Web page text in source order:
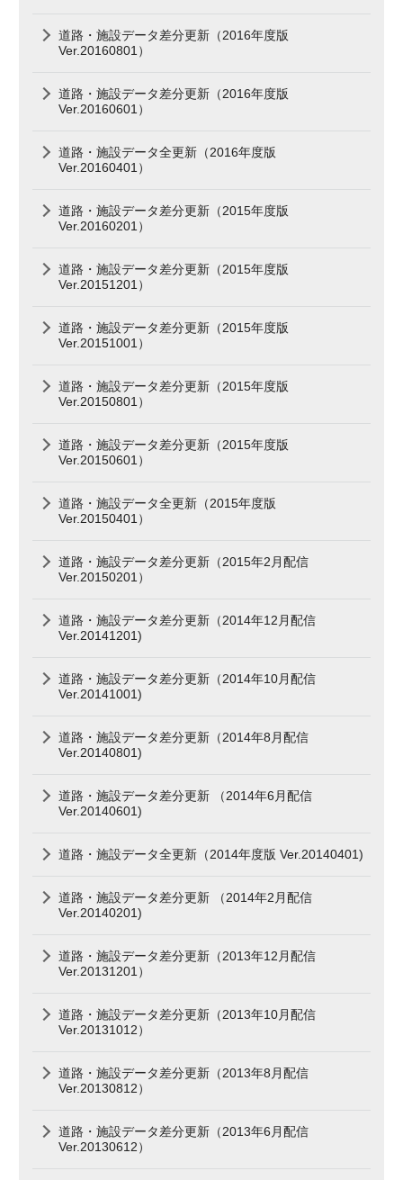
道路・施設データ差分更新（2016年度版
Ver.20160801）
道路・施設データ差分更新（2016年度版
Ver.20160601）
道路・施設データ全更新（2016年度版
Ver.20160401）
道路・施設データ差分更新（2015年度版
Ver.20160201）
道路・施設データ差分更新（2015年度版
Ver.20151201）
道路・施設データ差分更新（2015年度版
Ver.20151001）
道路・施設データ差分更新（2015年度版
Ver.20150801）
道路・施設データ差分更新（2015年度版
Ver.20150601）
道路・施設データ全更新（2015年度版
Ver.20150401）
道路・施設データ差分更新（2015年2月配信
Ver.20150201）
道路・施設データ差分更新（2014年12月配信
Ver.20141201)
道路・施設データ差分更新（2014年10月配信
Ver.20141001)
道路・施設データ差分更新（2014年8月配信
Ver.20140801)
道路・施設データ差分更新 （2014年6月配信
Ver.20140601)
道路・施設データ全更新（2014年度版 Ver.20140401)
道路・施設データ差分更新 （2014年2月配信
Ver.20140201)
道路・施設データ差分更新（2013年12月配信
Ver.20131201）
道路・施設データ差分更新（2013年10月配信
Ver.20131012）
道路・施設データ差分更新（2013年8月配信
Ver.20130812）
道路・施設データ差分更新（2013年6月配信
Ver.20130612）